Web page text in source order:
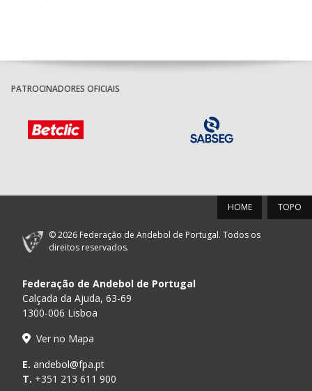
PATROCINADORES OFICIAIS
TOPO
HOME
© 2026 Federação de Andebol de Portugal. Todos os
direitos reservados.
Federação de Andebol de Portugal
Calçada da Ajuda, 63-69
1300-006 Lisboa
Ver no Mapa
E. andebol@fpa.pt
T. +351 213 611 900